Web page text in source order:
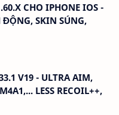
CHO IPHONE IOS -
SKIN SÚNG,
V19 - ULTRA AIM,
LESS RECOIL++,